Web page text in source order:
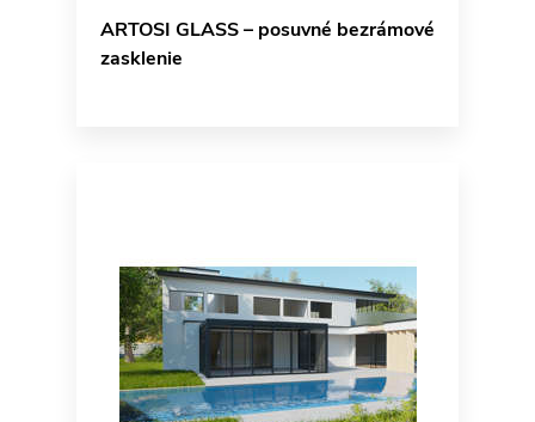
ARTOSI GLASS – posuvné bezrámové
zasklenie